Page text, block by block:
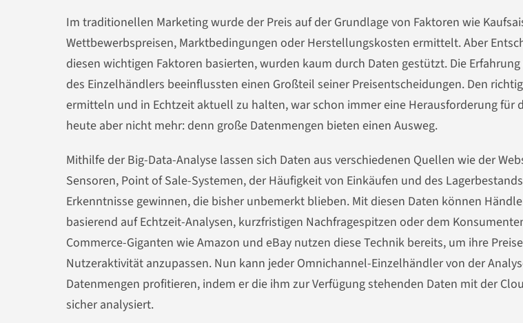
Im traditionellen Marketing wurde der Preis auf der Grundlage von Faktoren wie
Wettbewerbspreisen, Marktbedingungen oder Herstellungskosten ermittelt. Aber
diesen wichtigen Faktoren basierten, wurden kaum durch Daten gestützt. Die
des Einzelhändlers beeinflussten einen Großteil seiner Preisentscheidungen. Den
ermitteln und in Echtzeit aktuell zu halten, war schon immer eine Herausforderung für
heute aber nicht mehr: denn große Datenmengen bieten einen Ausweg.
Mithilfe der Big-Data-Analyse lassen sich Daten aus verschiedenen Quellen wie der
Sensoren, Point of Sale-Systemen, der Häufigkeit von Einkäufen und des
Erkenntnisse gewinnen, die bisher unbemerkt blieben. Mit diesen Daten können
basierend auf Echtzeit-Analysen, kurzfristigen Nachfragespitzen oder dem
Commerce-Giganten wie Amazon und eBay nutzen diese Technik bereits, um ihre
Nutzeraktivität anzupassen. Nun kann jeder Omnichannel-Einzelhändler von der
Datenmengen profitieren, indem er die ihm zur Verfügung stehenden Daten mit der
sicher analysiert.